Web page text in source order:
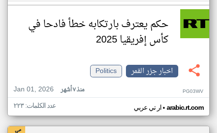
حكم يعترف بارتكابه خطأ فادحا في
كأس إفريقيا 2025
اخبار جزر القمر
Politics
Jan 01, 2026
منذ ٧ أشهر PG03WV
ار تي عربي• arabic.rt.com عدد الكلمات: ٢٢٣